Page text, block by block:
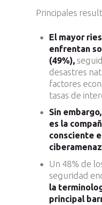
Principales
El mayor
enfrentan
(49%),
desastres
factores
tasas de
Sin
es la
consciente
Un 48% de
seguridad
la
principal